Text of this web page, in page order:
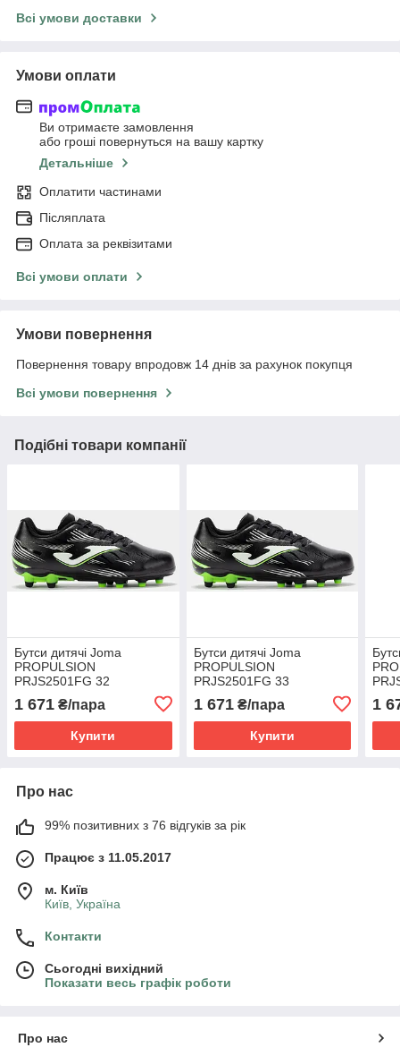
Всі умови доставки
Умови оплати
Ви отримаєте замовлення
або гроші повернуться на вашу картку
Детальніше
Оплатити частинами
Післяплата
Оплата за реквізитами
Всі умови оплати
Умови повернення
Повернення товару впродовж 14 днів за рахунок покупця
Всі умови повернення
Подібні товари компанії
Бутси дитячі Joma
PROPULSION
PRJS2501FG 32
1 671 ₴/пара
Купити
Бутси дитячі Joma
PROPULSION
PRJS2501FG 33
1 671₴/пара
Купити
1
Про нас
99% позитивних з 76 відгуків за рік
Працює з 11.05.2017
м. Київ
Київ, Україна
Контакти
Сьогодні вихідний
Показати весь графік роботи
Про нас